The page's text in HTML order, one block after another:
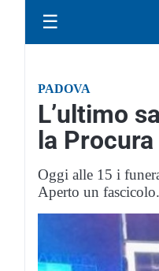
☰
PADOVA
L’ultimo
la Procura
Oggi alle 15 i
Aperto un fascicolo.